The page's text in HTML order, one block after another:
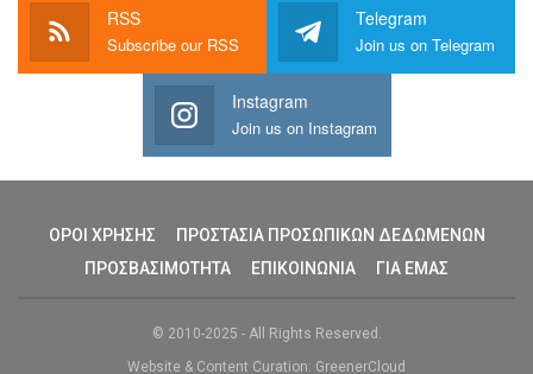
RSS
Subscribe our RSS
Telegram
Join us on Telegram
Instagram
Join us on Instagram
ΟΡΟΙ ΧΡΗΣΗΣ
ΠΡΟΣΤΑΣΙΑ ΠΡΟΣΩΠΙΚΩΝ ΔΕΔΩΜΕΝΩΝ
ΠΡΟΣΒΑΣΙΜΟΤΗΤΑ
ΕΠΙΚΟΙΝΩΝΙΑ ΓΙΑ ΕΜΑΣ
© 2010-2025 - All Rights Reserved.
Website & Content Curation: GreenerCloud